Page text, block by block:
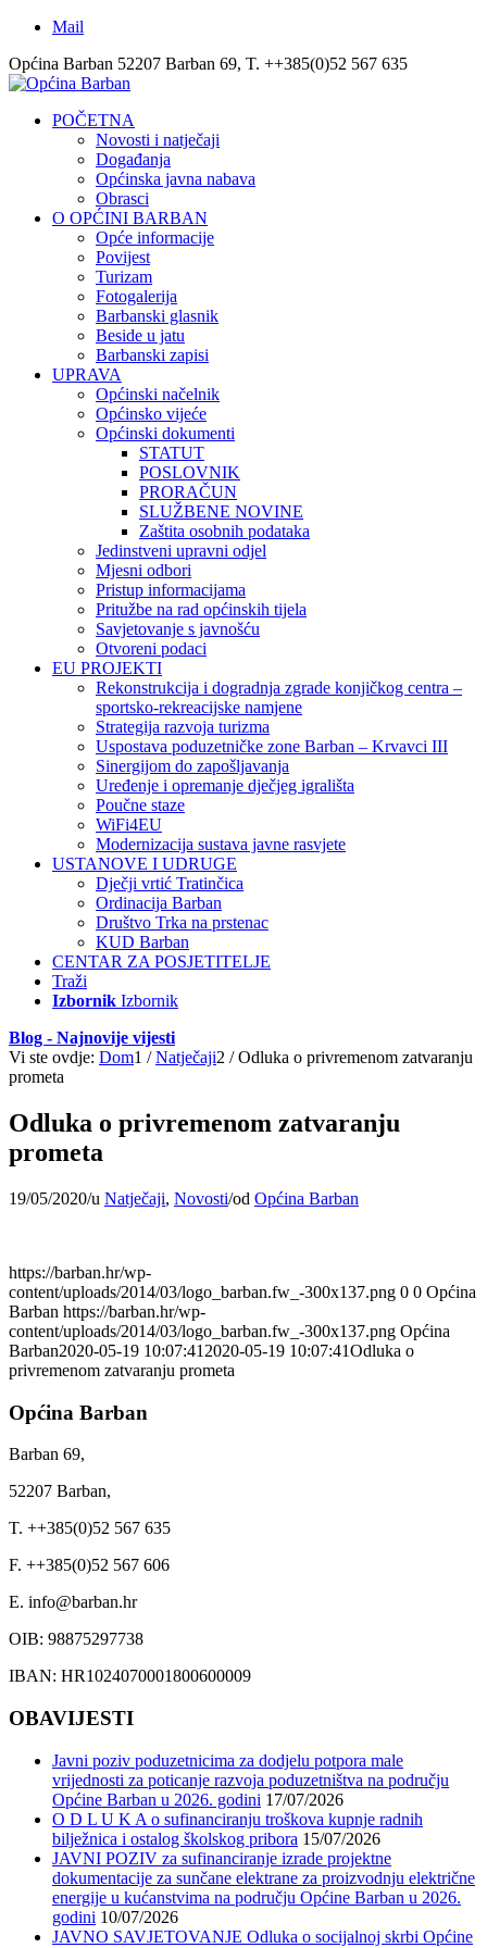
Mail
Općina Barban 52207 Barban 69, T. ++385(0)52 567 635
POČETNA
Novosti i natječaji
Događanja
Općinska javna nabava
Obrasci
O OPĆINI BARBAN
Opće informacije
Povijest
Turizam
Fotogalerija
Barbanski glasnik
Beside u jatu
Barbanski zapisi
UPRAVA
Općinski načelnik
Općinsko vijeće
Općinski dokumenti
STATUT
POSLOVNIK
PRORAČUN
SLUŽBENE NOVINE
Zaštita osobnih podataka
Jedinstveni upravni odjel
Mjesni odbori
Pristup informacijama
Pritužbe na rad općinskih tijela
Savjetovanje s javnošću
Otvoreni podaci
EU PROJEKTI
Rekonstrukcija i dogradnja zgrade konjičkog centra –
sportsko-rekreacijske namjene
Strategija razvoja turizma
Uspostava poduzetničke zone Barban – Krvavci III
Sinergijom do zapošljavanja
Uređenje i opremanje dječjeg igrališta
Poučne staze
WiFi4EU
Modernizacija sustava javne rasvjete
USTANOVE I UDRUGE
Dječji vrtić Tratinčica
Ordinacija Barban
Društvo Trka na prstenac
KUD Barban
CENTAR ZA POSJETITELJE
Traži
Izbornik Izbornik
Blog - Najnovije vijesti
Vi ste ovdje: Dom1 / Natječaji2 / Odluka o privremenom zatvaranju
prometa
Odluka o privremenom zatvaranju
prometa
19/05/2020/u Natječaji, Novosti/od Općina Barban
https://barban.hr/wp-
content/uploads/2014/03/logo_barban.fw_-300x137.png 0 0 Općina
Barban https://barban.hr/wp-
content/uploads/2014/03/logo_barban.fw_-300x137.png Općina
Barban2020-05-19 10:07:41 2020-05-19 10:07:41Odluka o
privremenom zatvaranju prometa
Općina Barban
Barban 69,
52207 Barban,
T. ++385(0)52 567 635
F. ++385(0)52 567 606
E. info@barban.hr
OIB: 98875297738
IBAN: HR1024070001800600009
OBAVIJESTI
Javni poziv poduzetnicima za dodjelu potpora male
vrijednosti za poticanje razvoja poduzetništva na području
Općine Barban u 2026. godini 17/07/2026
O D L U K A o sufinanciranju troškova kupnje radnih
bilježnica i ostalog školskog pribora 15/07/2026
JAVNI POZIV za sufinanciranje izrade projektne
dokumentacije za sunčane elektrane za proizvodnju električne
energije u kućanstvima na području Općine Barban u 2026.
godini 10/07/2026
JAVNO SAVJETOVANJE Odluka o socijalnoj skrbi Općine